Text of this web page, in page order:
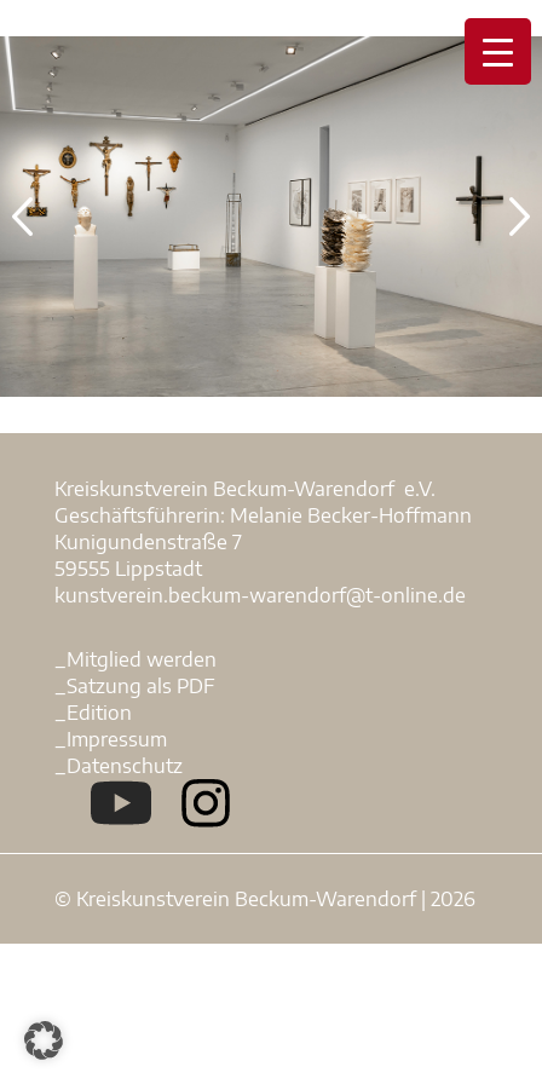
Kreiskunstverein Beckum-Warendorf e.V.
Geschäftsführerin: Melanie Becker-Hoffmann
Kunigundenstraße 7
59555 Lippstadt
kunstverein.beckum-warendorf@t-online.de
_Mitglied werden
_Satzung als PDF
_Edition
_Impressum
_Datenschutz
© Kreiskunstverein Beckum-Warendorf | 2026